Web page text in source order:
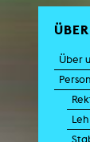
Über